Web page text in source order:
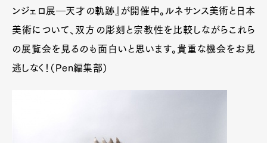
ンジェロ展―天才の軌跡』が開催中。ルネサンス美術と日本
美術について、双方の彫刻と宗教性を比較しながらこれら
の展覧会を見るのも面白いと思います。貴重な機会をお見
逃しなく！（Pen編集部）